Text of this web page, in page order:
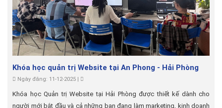
Khóa học quản trị Website tại An Phong - Hải Phòng
Ngày đăng: 11-12-2025 |
Khóa học Quản trị Website tại Hải Phòng được thiết kế dành cho
người mới bắt đầu và cả những bạn đang làm marketing, kinh doanh